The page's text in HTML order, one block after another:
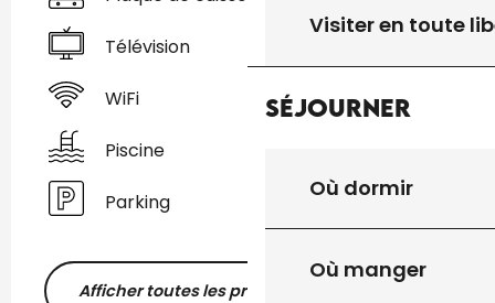
Visiter en toute
Séjourner
Où dormir
Où manger
Télévision
WiFi
Piscine
Parking
Afficher toutes les prestations